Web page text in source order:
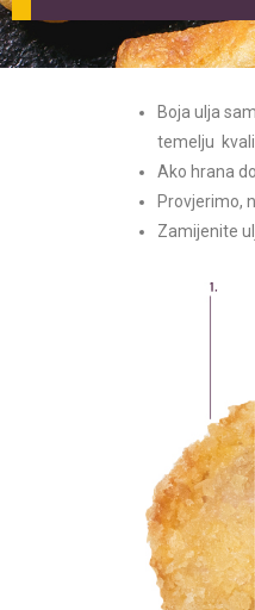
Boja ulja
temelju
Ako hrana
Provjerimo,
Zamijenite